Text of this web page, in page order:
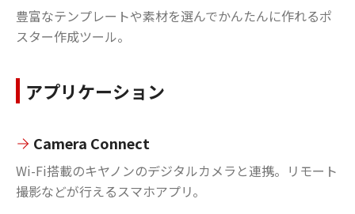
豊富なテンプレートや素材を選んでかんたんに作れるポ
スター作成ツール。
アプリケーション
Camera Connect
Wi-Fi搭載のキヤノンのデジタルカメラと連携。リモート
撮影などが行えるスマホアプリ。